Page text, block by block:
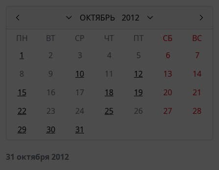
ОКТЯБРЬ
2012
ПН
ВТ СР ЧТ ПТ СБ
ВС
1
2 3 4 5 6
7
8
9 10 11 12 13
14
15
16 17 18 19 20
21
22
23 24 25 26 27
28
29
30 31
31 октября 2012